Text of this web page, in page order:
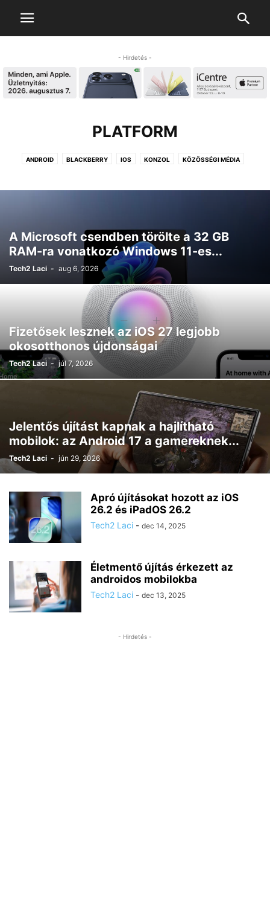
- Hirdetés -
PLATFORM
ANDROID BLACKBERRY IOS KONZOL KÖZÖSSÉGI MÉDIA
A Microsoft csendben törölte a 32 GB
RAM-ra vonatkozó Windows 11-es...
Tech2 Laci - aug 6, 2026
Fizetősek lesznek az iOS 27 legjobb
okosotthonos újdonságai
Tech2 Laci - júl 7, 2026
Jelentős újítást kapnak a hajlítható
mobilok: az Android 17 a gamereknek...
Tech2 Laci - jún 29, 2026
Apró újításokat hozott az iOS
26.2 és iPadOS 26.2
Tech2 Laci - dec 14, 2025
Életmentő újítás érkezett az
androidos mobilokba
Tech2 Laci - dec 13, 2025
- Hirdetés -